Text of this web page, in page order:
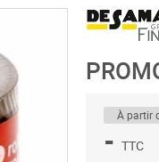
À partir
- TTC